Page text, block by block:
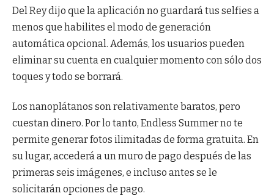
Del Rey dijo que la aplicación no guardará tus selfies a
menos que habilites el modo de generación
automática opcional. Además, los usuarios pueden
eliminar su cuenta en cualquier momento con sólo dos
toques y todo se borrará.
Los nanoplátanos son relativamente baratos, pero
cuestan dinero. Por lo tanto, Endless Summer no te
permite generar fotos ilimitadas de forma gratuita. En
su lugar, accederá a un muro de pago después de las
primeras seis imágenes, e incluso antes se le
solicitarán opciones de pago.